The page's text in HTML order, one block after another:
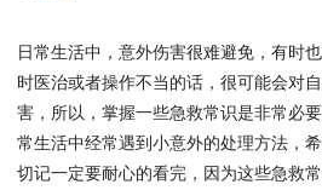
日常生活中，意外伤害很难避免，有时
时医治或者操作不当的话，很可能会对
害，所以，掌握一些急救常识是非常必
常生活中经常遇到小意外的处理方法，
切记一定要耐心的看完，因为这些急救